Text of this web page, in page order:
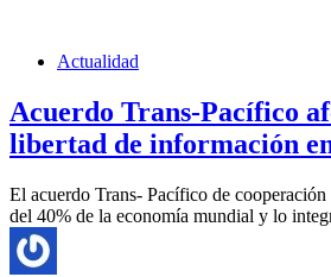
Actualidad
Acuerdo Trans-Pacífico
libertad de información
El acuerdo Trans- Pacífico de cooperación
del 40% de la economía mundial y lo